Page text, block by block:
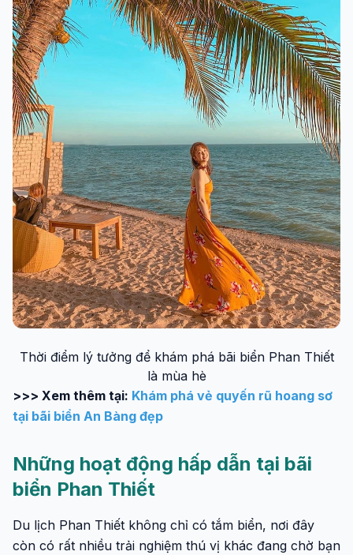
Thời điểm lý tưởng để khám phá bãi biển Phan Thiết
là mùa hè
>>> Xem thêm tại: Khám phá vẻ quyến rũ hoang sơ
tại bãi biển An Bàng đẹp
Những hoạt động hấp dẫn tại bãi
biển Phan Thiết
Du lịch Phan Thiết không chỉ có tắm biển, nơi đây
còn có rất nhiều trải nghiệm thú vị khác đang chờ bạn